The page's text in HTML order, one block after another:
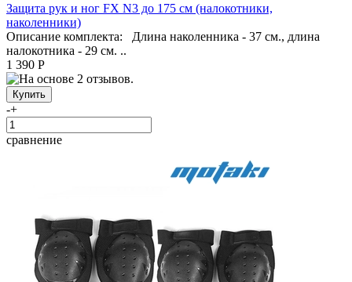
Защита рук и ног FX N3 до 175 см (налокотники,
наколенники)
Описание комплекта: Длина наколенника - 37 см., длина
налокотника - 29 см. ..
1 390 Р
-+
сравнение